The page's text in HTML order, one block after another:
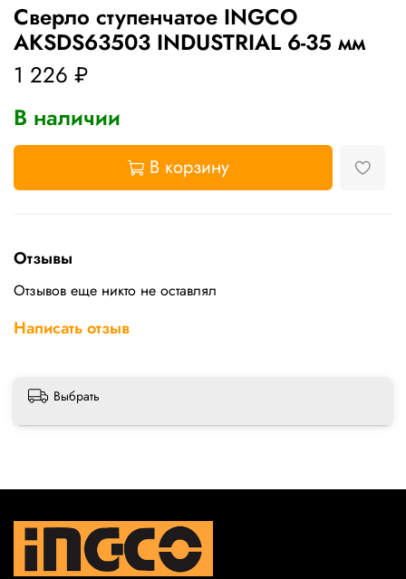
Сверло ступенчатое INGCO
AKSDS63503 INDUSTRIAL 6-35 мм
1 226 ₽
В наличии
В корзину
Отзывы
Отзывов еще никто не оставлял
Написать отзыв
Выбрать